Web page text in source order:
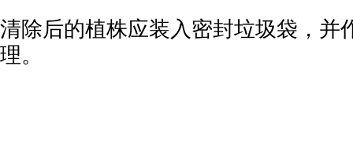
清除后的植株应装入密封垃圾袋，并
理。